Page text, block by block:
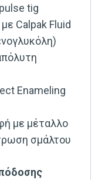
tig
Calpak Fluid
Enameling
με μέταλλο
σμάλτου